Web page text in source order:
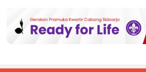
content